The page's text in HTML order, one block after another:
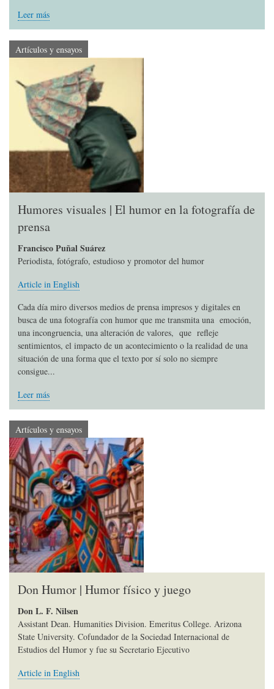
Leer más
Artículos y ensayos
Humores visuales | El humor en la fotografía de
prensa
Francisco Puñal Suárez
Periodista, fotógrafo, estudioso y promotor del humor
Article in English
Cada día miro diversos medios de prensa impresos y digitales en
busca de una fotografía con humor que me transmita una emoción,
una incongruencia, una alteración de valores, que refleje
sentimientos, el impacto de un acontecimiento o la realidad de una
situación de una forma que el texto por sí solo no siempre
consigue...
Leer más
Artículos y ensayos
Don Humor | Humor físico y juego
Don L. F. Nilsen
Assistant Dean. Humanities Division. Emeritus College. Arizona
State University. Cofundador de la Sociedad Internacional de
Estudios del Humor y fue su Secretario Ejecutivo
Article in English